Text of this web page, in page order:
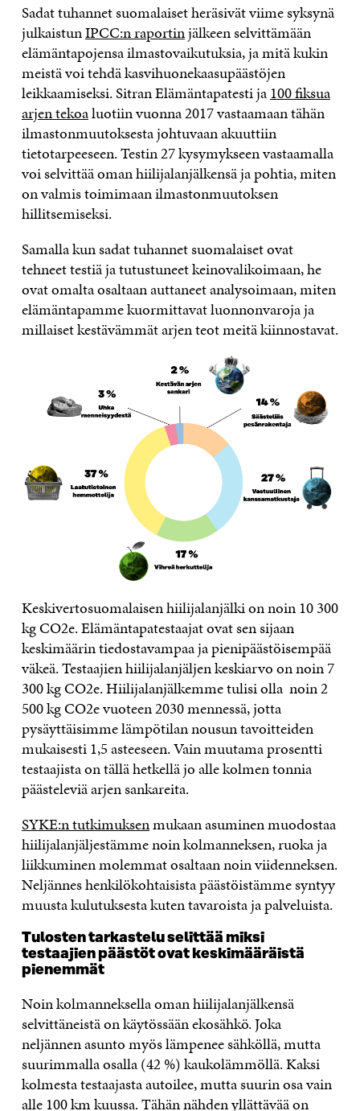
Sadat tuhannet suomalaiset heräsivät viime syksynä
julkaistunIPCC:n raportinjälkeen selvittämään
elämäntapojensa ilmastovaikutuksia, ja mitä kukin
meistä voi tehdä kasvihuonekaasupäästöjen
leikkaamiseksi. Sitran Elämäntapatesti ja 100 fiksua
arjen tekoaluotiin vuonna 2017 vastaamaan tähän
ilmastonmuutoksesta johtuvaan akuuttiin
tietotarpeeseen. Testin 27 kysymykseen vastaamalla
voi selvittää oman hiilijalanjälkensä ja pohtia, miten
on valmis toimimaan ilmastonmuutoksen
hillitsemiseksi.
Samalla kun sadat tuhannet suomalaiset ovat
tehneet testiä ja tutustuneet keinovalikoimaan, he
ovatomalta osaltaanauttaneet analysoimaan, miten
elämäntapamme kuormittavat luonnonvaroja ja
millaiset kestävämmät arjen teot meitä kiinnostavat.
Keskivertosuomalaisen hiilijalanjälki on noin 10 300
kg CO2e. Elämäntapatestaajat ovat sen sijaan
keskimäärin tiedostavampaa ja pienipäästöisempää
väkeä. Testaajien hiilijalanjäljen keskiarvo on noin 7
300 kg CO2e. Hiilijalanjälkemme tulisi olla noin 2
500 kg CO2evuoteen 2030 mennessä, jotta
pysäyttäisimme lämpötilan nousun tavoitteiden
mukaisesti 1,5 asteeseen. Vain muutama prosentti
testaajista on tällä hetkellä jo alle kolmen tonnia
päästeleviä arjen sankareita.
SYKE:n tutkimuksenmukaan asuminen muodostaa
hiilijalanjäljestämme noin kolmanneksen, ruoka ja
liikkuminen molemmat osaltaan noin viidenneksen.
Neljännes henkilökohtaisista päästöistämme syntyy
muusta kulutuksesta kuten tavaroista ja palveluista.
Tulosten tarkastelu selittää miksi
testaajien päästöt ovat keskimääräistä
pienemmät
Noin kolmanneksella oman hiilijalanjälkensä
selvittäneistä on käytössään ekosähkö. Joka
neljännen asunto myös lämpenee sähköllä, mutta
suurimmalla osalla (42 %) kaukolämmöllä.Kaksi
kolmesta testaajasta autoilee, mutta suurin osa vain
alle 100 km kuussa. Tähän nähden yllättävää on